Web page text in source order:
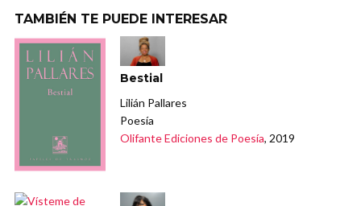
TAMBIÉN TE PUEDE INTERESAR
Bestial
Lilián Pallares
Poesía
Olifante Ediciones de Poesía, 2019